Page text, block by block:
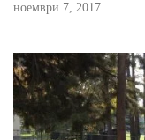
ноември 7, 2017